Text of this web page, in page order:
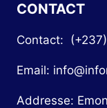
CONTACT
Contact:
Email:
Addresse: